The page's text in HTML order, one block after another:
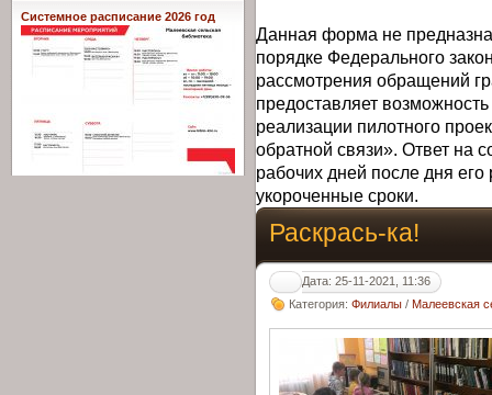
Данная форма не
порядке Федерального
рассмотрения обращений
предоставляет
реализации пилотного
обратной связи». Ответ на
рабочих дней после дня
укороченные сроки.
Раскрась-ка!
Дата: 25-11-2021, 11:36
Категория: Филиалы / Малеевская
Системное расписание 2026 год